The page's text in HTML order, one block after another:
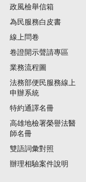
政風檢舉信箱
為民服務白皮書
線上問卷
卷證開示聲請專區
業務流程圖
法務部便民服務線上
申辦系統
特約通譯名冊
高雄地檢署榮譽法醫
師名冊
雙語詞彙對照
辦理相驗案件說明